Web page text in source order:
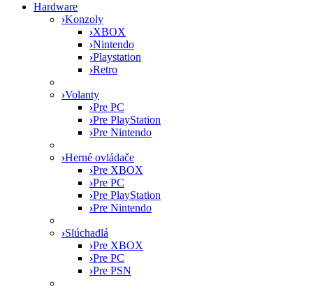
Hardware
›Konzoly
›XBOX
›Nintendo
›Playstation
›Retro
›Volanty
›Pre PC
›Pre PlayStation
›Pre Nintendo
›Herné ovládače
›Pre XBOX
›Pre PC
›Pre PlayStation
›Pre Nintendo
›Slúchadlá
›Pre XBOX
›Pre PC
›Pre PSN